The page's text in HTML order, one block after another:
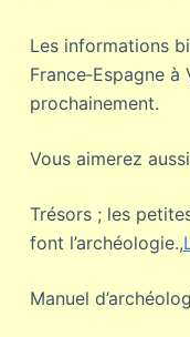
Les informations
France‐Espagne
prochainement.
Vous aimerez
Trésors ; les
font l’archéologie.,
Manuel